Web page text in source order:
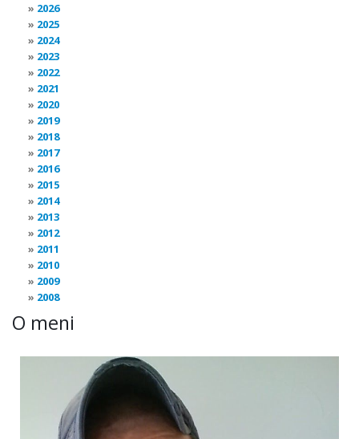
2026
2025
2024
2023
2022
2021
2020
2019
2018
2017
2016
2015
2014
2013
2012
2011
2010
2009
2008
O meni